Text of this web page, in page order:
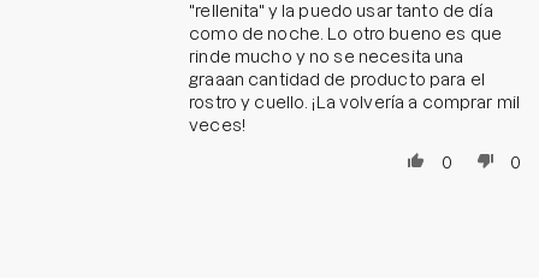
"rellenita" y la puedo usar tanto de día
como de noche. Lo otro bueno es que
rinde mucho y no se necesita una
graaan cantidad de producto para el
rostro y cuello. ¡La volvería a comprar mil
veces!
0
0